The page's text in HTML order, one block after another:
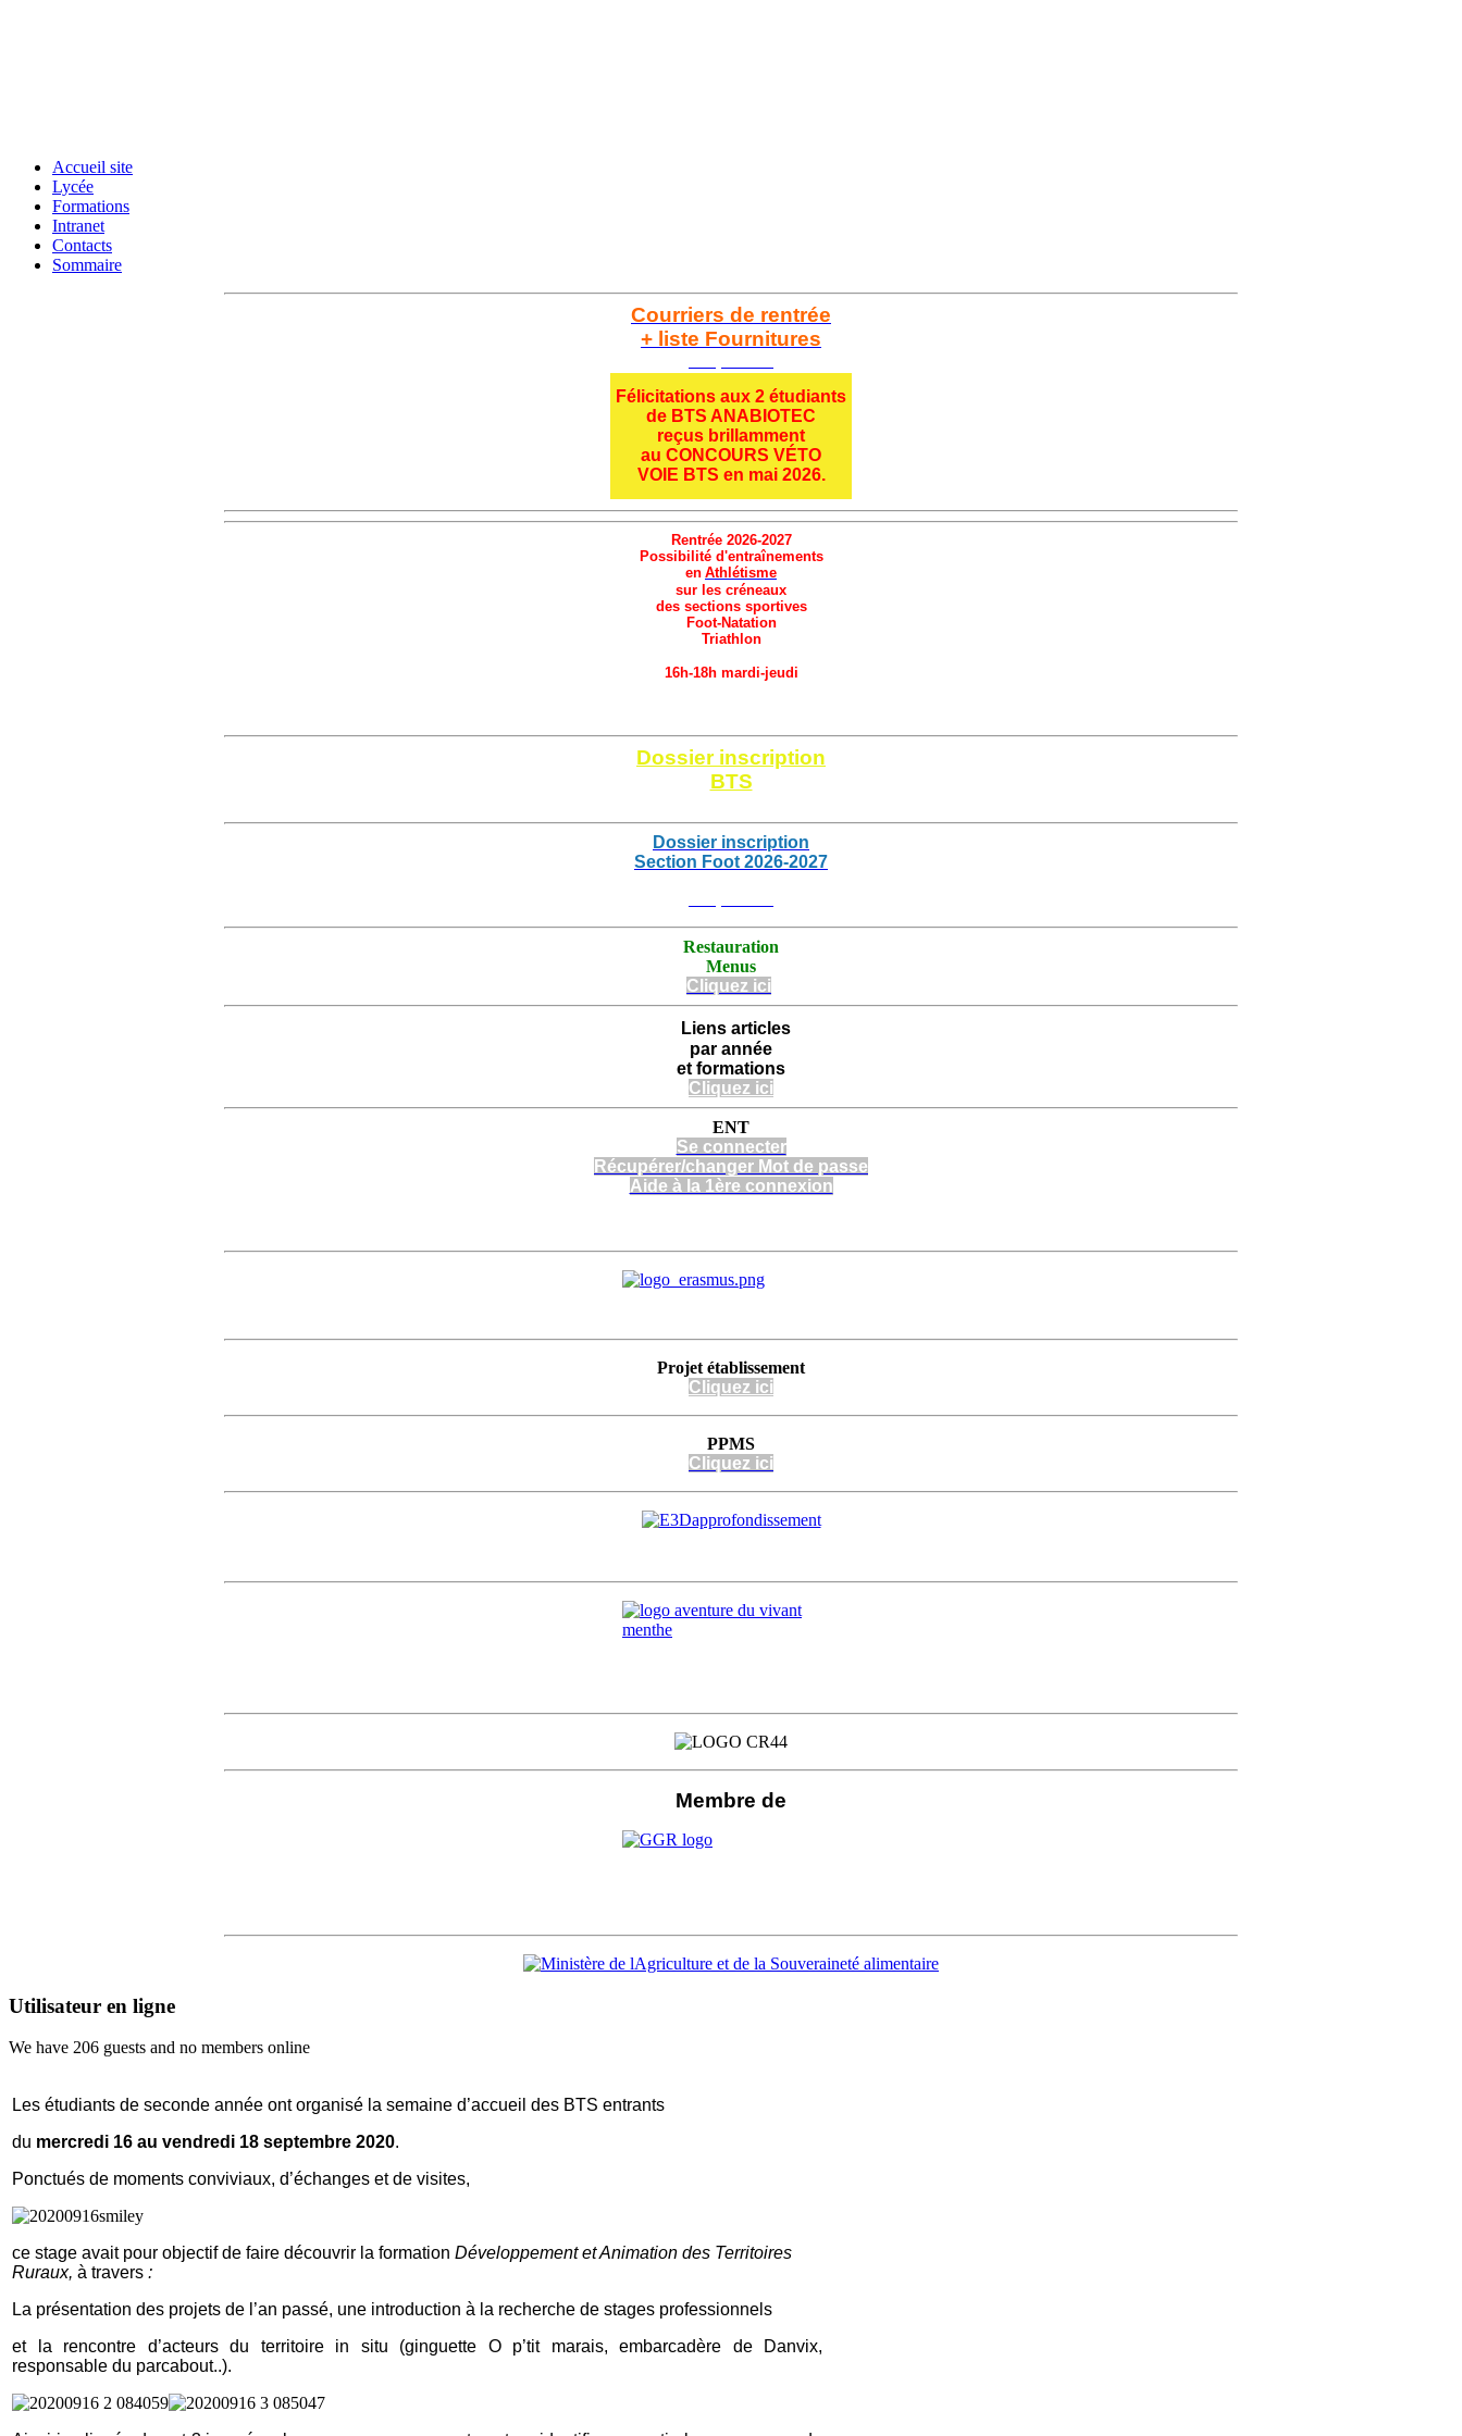
Accueil site
Lycée
Formations
Intranet
Contacts
Sommaire
Courriers de rentrée
+ liste Fournitures
Félicitations aux 2 étudiants
de BTS ANABIOTEC
reçus brillamment
au CONCOURS VÉTO
VOIE BTS en mai 2026.
Rentrée 2026-2027
Possibilité d'entraînements
en Athlétisme
sur les créneaux
des sections sportives
Foot-Natation
Triathlon
16h-18h mardi-jeudi
Dossier inscription
BTS
Dossier inscription
Section Foot 2026-2027
Restauration
Menus
Cliquez ici
Liens articles
par année
et formations
Cliquez ici
ENT
Se connecter
Récupérer/changer Mot de passe
Aide à la 1ère connexion
Projet établissement
Cliquez ici
PPMS
Cliquez ici
Membre de
Utilisateur en ligne
We have 206 guests and no members online
Les étudiants de seconde année ont organisé la semaine d’accueil des BTS entrants
du mercredi 16 au vendredi 18 septembre 2020.
Ponctués de moments conviviaux, d’échanges et de visites,
ce stage avait pour objectif de faire découvrir la formation Développement et Animation des Territoires
Ruraux, à travers :
La présentation des projets de l’an passé, une introduction à la recherche de stages professionnels
et la rencontre d’acteurs du territoire in situ (ginguette O p’tit marais, embarcadère de Danvix,
responsable du parcabout..).